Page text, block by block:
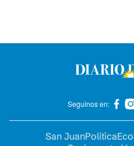
Seguinos en:
San JuanPolítica